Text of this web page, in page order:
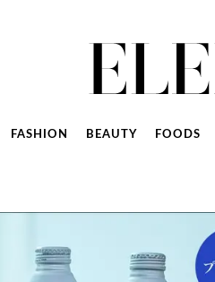
FASHION BEAUTY FOODS